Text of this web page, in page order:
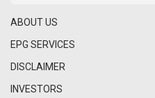
ABOUT US
EPG SERVICES
DISCLAIMER
INVESTORS